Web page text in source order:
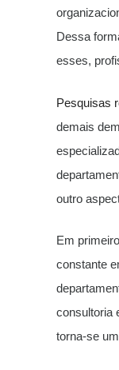
Dessa
esses,
Pesquisas
demais
outro
Em
constante
consultoria
torna-se